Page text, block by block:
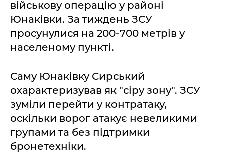
військову операцію у районі
Юнаківки. За тиждень ЗСУ
просунулися на 200-700 метрів у
населеному пункті.
Саму Юнаківку Сирський
охарактеризував як "сіру зону". ЗСУ
зуміли перейти у контратаку,
оскільки ворог атакує невеликими
групами та без підтримки
бронетехніки.